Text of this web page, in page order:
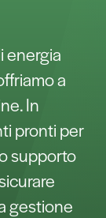
energia
a
In
pronti per
supporto
gestione